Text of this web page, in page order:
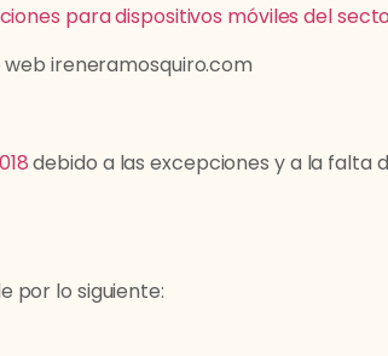
para dispositivos móviles del
ireneramosquiro.com
debido a las excepciones y a la falta
por lo siguiente: